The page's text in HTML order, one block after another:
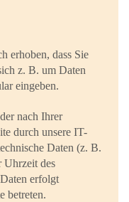
erhoben, dass Sie
z. B. um Daten
eingeben.
nach Ihrer
durch unsere IT-
Daten (z. B.
Uhrzeit des
erfolgt
betreten.